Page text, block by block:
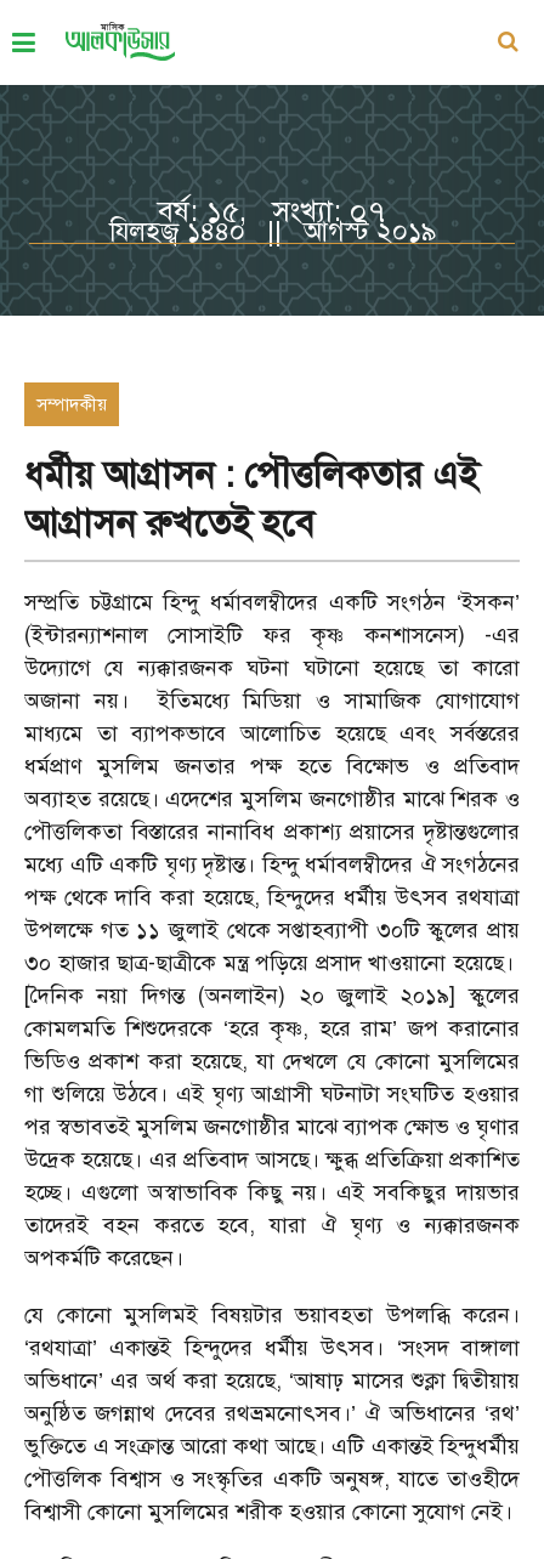
বর্ষ: ১৫, সংখ্যা: ০৭
যিলহজ্ব ১৪৪০ || আগস্ট ২০১৯
সম্পাদকীয়
ধর্মীয় আগ্রাসন : পৌত্তলিকতার এই
আগ্রাসন রুখতেই হবে
সম্প্রতি চট্টগ্রামে হিন্দু ধর্মাবলম্বীদের একটি সংগঠন ‘ইসকন’
(ইন্টারন্যাশনাল সোসাইটি ফর কৃষ্ণ কনশাসনেস) -এর
উদ্যোগে যে ন্যক্কারজনক ঘটনা ঘটানো হয়েছে তা কারো
অজানা নয়। ইতিমধ্যে মিডিয়া ও সামাজিক যোগাযোগ
মাধ্যমে তা ব্যাপকভাবে আলোচিত হয়েছে এবং সর্বস্তরের
ধর্মপ্রাণ মুসলিম জনতার পক্ষ হতে বিক্ষোভ ও প্রতিবাদ
অব্যাহত রয়েছে। এদেশের মুসলিম জনগোষ্ঠীর মাঝে শিরক ও
পৌত্তলিকতা বিস্তারের নানাবিধ প্রকাশ্য প্রয়াসের দৃষ্টান্তগুলোর
মধ্যে এটি একটি ঘৃণ্য দৃষ্টান্ত। হিন্দু ধর্মাবলম্বীদের ঐ সংগঠনের
পক্ষ থেকে দাবি করা হয়েছে, হিন্দুদের ধর্মীয় উৎসব রথযাত্রা
উপলক্ষে গত ১১ জুলাই থেকে সপ্তাহব্যাপী ৩০টি স্কুলের প্রায়
৩০ হাজার ছাত্র-ছাত্রীকে মন্ত্র পড়িয়ে প্রসাদ খাওয়ানো হয়েছে।
[দৈনিক নয়া দিগন্ত (অনলাইন) ২০ জুলাই ২০১৯] স্কুলের
কোমলমতি শিশুদেরকে ‘হরে কৃষ্ণ, হরে রাম’ জপ করানোর
ভিডিও প্রকাশ করা হয়েছে, যা দেখলে যে কোনো মুসলিমের
গা শুলিয়ে উঠবে। এই ঘৃণ্য আগ্রাসী ঘটনাটা সংঘটিত হওয়ার
পর স্বভাবতই মুসলিম জনগোষ্ঠীর মাঝে ব্যাপক ক্ষোভ ও ঘৃণার
উদ্রেক হয়েছে। এর প্রতিবাদ আসছে। ক্ষুব্ধ প্রতিক্রিয়া প্রকাশিত
হচ্ছে। এগুলো অস্বাভাবিক কিছু নয়। এই সবকিছুর দায়ভার
তাদেরই বহন করতে হবে, যারা ঐ ঘৃণ্য ও ন্যক্কারজনক
অপকর্মটি করেছেন।
যে কোনো মুসলিমই বিষয়টার ভয়াবহতা উপলব্ধি করেন।
‘রথযাত্রা’ একান্তই হিন্দুদের ধর্মীয় উৎসব। ‘সংসদ বাঙ্গালা
অভিধানে’ এর অর্থ করা হয়েছে, ‘আষাঢ় মাসের শুক্লা দ্বিতীয়ায়
অনুষ্ঠিত জগন্নাথ দেবের রথভ্রমনোৎসব।’ ঐ অভিধানের ‘রথ’
ভুক্তিতে এ সংক্রান্ত আরো কথা আছে। এটি একান্তই হিন্দুধর্মীয়
পৌত্তলিক বিশ্বাস ও সংস্কৃতির একটি অনুষঙ্গ, যাতে তাওহীদে
বিশ্বাসী কোনো মুসলিমের শরীক হওয়ার কোনো সুযোগ নেই।